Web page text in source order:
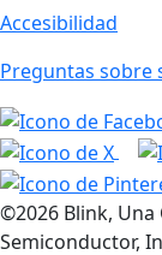
Accesibilidad
Preguntas sobre
©2026 Blink,
Semiconductor,